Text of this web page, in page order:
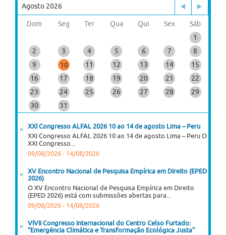
Agosto 2026
Dom Seg Ter Qua Qui Sex
Sáb
1
2
3 4 5 6 7
8
9
10 11 12 13 14
15
16
17 18 19 20 21
22
23
24 25 26 27 28
29
30
31
XXI Congresso ALFAL 2026 10 ao 14 de agosto Lima – Peru
XXI Congresso ALFAL 2026 10 ao 14 de agosto Lima – Peru O
XXI Congresso...
09/08/2026 - 14/08/2026
XV Encontro Nacional de Pesquisa Empírica em Direito (EPED
2026)
O XV Encontro Nacional de Pesquisa Empírica em Direito
(EPED 2026) está com submissões abertas para...
09/08/2026 - 14/08/2026
VIVII Congresso Internacional do Centro Celso Furtado:
“Emergência Climática e Transformação Ecológica Justa”